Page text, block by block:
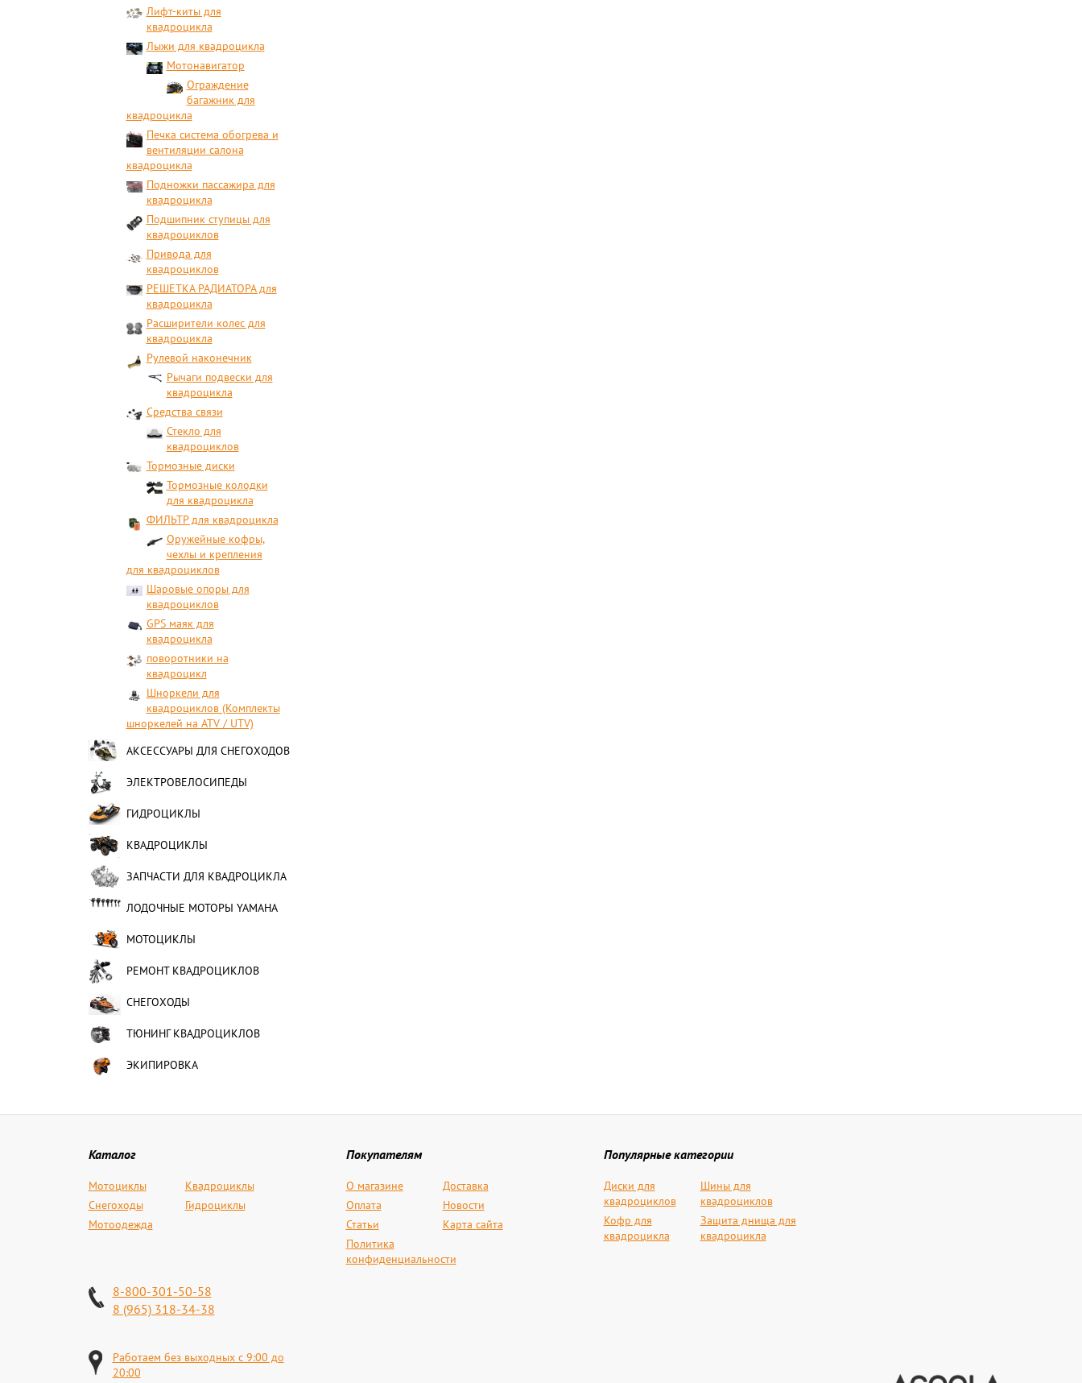
Лифт-киты для
квадроцикла
Лыжи для квадроцикла
Мотонавигатор
Ограждение
багажник для
квадроцикла
Печка система обогрева и
вентиляции салона
квадроцикла
Подножки пассажира для
квадроцикла
Подшипник ступицы для
квадроциклов
Привода для
квадроциклов
РЕШЕТКА РАДИАТОРА для
квадроцикла
Расширители колес для
квадроцикла
Рулевой наконечник
Рычаги подвески для
квадроцикла
Средства связи
Стекло для
квадроциклов
Тормозные диски
Тормозные колодки
для квадроцикла
ФИЛЬТР для квадроцикла
Оружейные кофры,
чехлы и крепления
для квадроциклов
Шаровые опоры для
квадроциклов
GPS маяк для
квадроцикла
поворотники на
квадроцикл
Шноркели для
квадроциклов (Комплекты
шноркелей на ATV / UTV)
АКСЕССУАРЫ ДЛЯ СНЕГОХОДОВ
ЭЛЕКТРОВЕЛОСИПЕДЫ
ГИДРОЦИКЛЫ
КВАДРОЦИКЛЫ
ЗАПЧАСТИ ДЛЯ КВАДРОЦИКЛА
ЛОДОЧНЫЕ МОТОРЫ YAMAHA
МОТОЦИКЛЫ
РЕМОНТ КВАДРОЦИКЛОВ
СНЕГОХОДЫ
ТЮНИНГ КВАДРОЦИКЛОВ
ЭКИПИРОВКА
Каталог
Мотоциклы
Квадроциклы
Снегоходы
Гидроциклы
Мотоодежда
Покупателям
О магазине
Доставка
Оплата
Новости
Статьи
Карта сайта
Политика
конфиденциальности
Популярные категории
Диски для
квадроциклов
Шины для
квадроциклов
Кофр для
квадроцикла
Защита днища для
квадроцикла
8-800-301-50-58
8 (965) 318-34-38
Работаем без выходных с 9:00 до
20:00